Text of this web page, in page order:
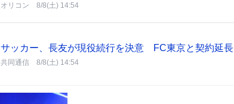
オリコン 8/8(土) 14:54
サッカー、長友が現役続行を決意 FC東京と契約延長
共同通信 8/8(土) 14:54